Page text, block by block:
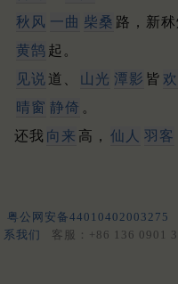
秋风 一曲 柴桑 路，新秫
黄鹄 起。
见说道、 山光 潭影 皆
晴窗 静倚 。
还我 向来 高， 仙人 羽客
粤公网安备44010402003275
系我们
客服：+86 136 0901